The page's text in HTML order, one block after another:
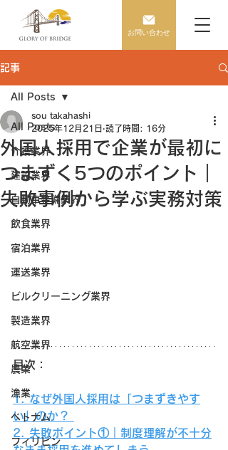
お問い合わせ
記事
All Posts
介護業界
建設業界
自動車整備業界
飲食業界
宿泊業界
運送業界
ビルクリーニング業界
製造業界
航空業界
農業
漁業
ベトナム
フィリピン
All Posts
外国人採用で企業が最初に
つまずく5つのポイント｜
失敗事例から学ぶ実務対策
sou takahashi
2025年12月21日 読了時間: 16分
目次：
1. なぜ外国人採用は「つまずきやす
い」のか？
2. 失敗ポイント①｜制度理解が不十分